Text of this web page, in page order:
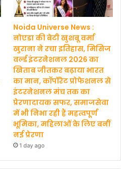
Noida Universe News :
नोएडा की बेटी खुशबू वर्मा
खुराना ने रचा इतिहास, मिसिज
वर्ल्ड इंटरनेशनल 2026 का
खिताब जीतकर बढ़ाया भारत
का मान, कॉर्पोरेट प्रोफेशनल से
इंटरनेशनल मंच तक का
प्रेरणादायक सफर, समाजसेवा
में भी निभा रही हैं महत्वपूर्ण
भूमिका, महिलाओं के लिए बनीं
नई प्रेरणा
1 day ago